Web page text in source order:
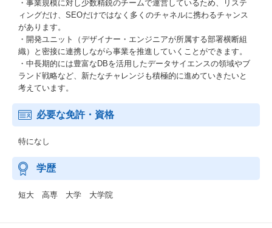
・事業規模に対し少数精鋭のチームで運営しているため、リステ
ィングだけ、SEOだけではなく多くのチャネルに携わるチャンス
があります。
・開発ユニット（デザイナー・エンジニアが所属する部署横断組
織）と密接に連携しながら事業を推進していくことができます。
・中長期的には豊富なDBを活用したデータサイエンスの領域やブ
ランド戦略など、新たなチャレンジも積極的に進めていきたいと
考えています。
必要な免許・資格
特になし
学歴
短大 高専 大学 大学院